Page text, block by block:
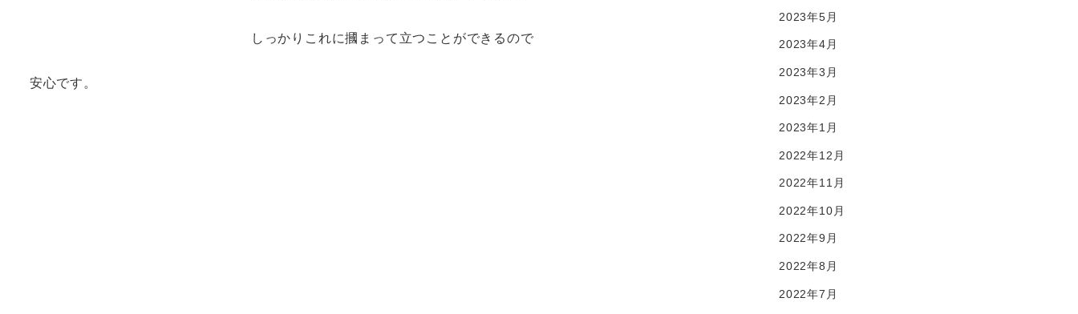
しっかりこれに摑まって立つことができるので
安心です。
2023年5月
2023年4月
2023年3月
2023年2月
2023年1月
2022年12月
2022年11月
2022年10月
2022年9月
2022年8月
2022年7月